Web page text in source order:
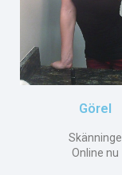
Görel
Skänninge
Online nu